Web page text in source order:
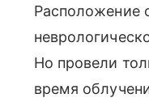
Расположение
Но провели
время